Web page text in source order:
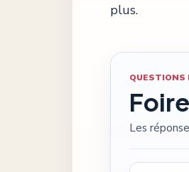
plus.
QUESTIONS
Les